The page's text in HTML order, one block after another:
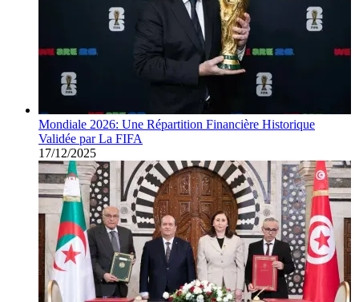
Mondiale 2026: Une Répartition Financière Historique
Validée par La FIFA
17/12/2025